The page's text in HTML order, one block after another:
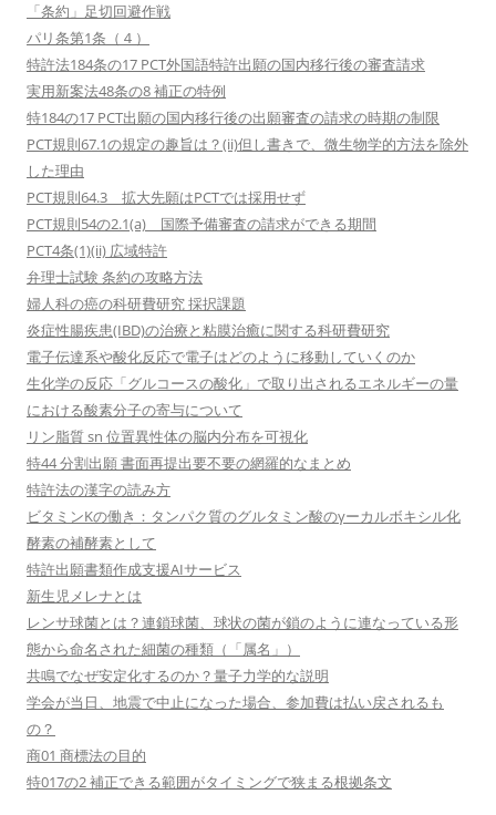
「条約」足切回避作戦
パリ条第1条（４）
特許法184条の17 PCT外国語特許出願の国内移行後の審査請求
実用新案法48条の8 補正の特例
特184の17 PCT出願の国内移行後の出願審査の請求の時期の制限
PCT規則67.1の規定の趣旨は？(ii)但し書きで、微生物学的方法を除外
した理由
PCT規則64.3 拡大先願はPCTでは採用せず
PCT規則54の2.1(a) 国際予備審査の請求ができる期間
PCT4条(1)(ii) 広域特許
弁理士試験 条約の攻略方法
婦人科の癌の科研費研究 採択課題
炎症性腸疾患(IBD)の治療と粘膜治癒に関する科研費研究
電子伝達系や酸化反応で電子はどのように移動していくのか
生化学の反応「グルコースの酸化」で取り出されるエネルギーの量
における酸素分子の寄与について
リン脂質 sn 位置異性体の脳内分布を可視化
特44 分割出願 書面再提出要不要の網羅的なまとめ
特許法の漢字の読み方
ビタミンKの働き：タンパク質のグルタミン酸のγーカルボキシル化
酵素の補酵素として
特許出願書類作成支援AIサービス
新生児メレナとは
レンサ球菌とは？連鎖球菌、球状の菌が鎖のように連なっている形
態から命名された細菌の種類（「属名」）
共鳴でなぜ安定化するのか？量子力学的な説明
学会が当日、地震で中止になった場合、参加費は払い戻されるも
の？
商01 商標法の目的
特017の2 補正できる範囲がタイミングで狭まる根拠条文